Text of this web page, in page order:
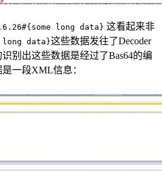
long data} 这看起来非
long data}这些数据发往了Decoder
别出这些数据是经过了Bas64的编
一段XML信息：